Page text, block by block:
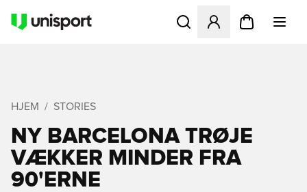
Åbner en Modal til at
HJEM STORIES
NY BARCELONA TRØJE
VÆKKER MINDER FRA
90'ERNE